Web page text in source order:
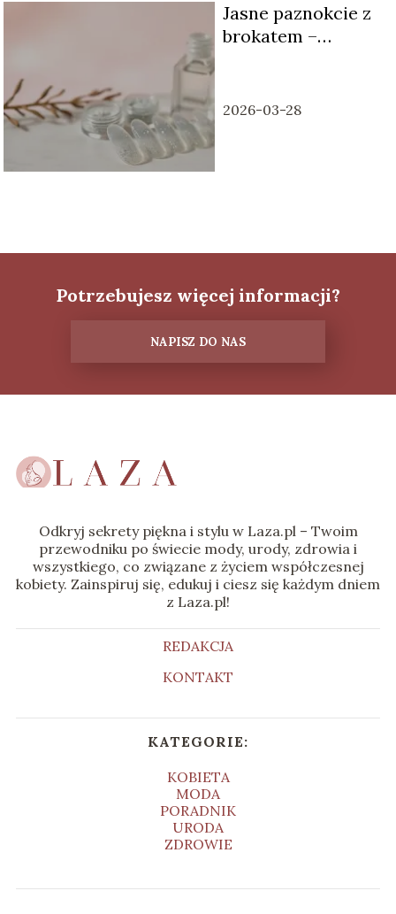
Jasne paznokcie z
brokatem –
2026-03-28
Potrzebujesz więcej informacji?
NAPISZ DO NAS
Odkryj sekrety piękna i stylu w Laza.pl – Twoim
przewodniku po świecie mody, urody, zdrowia i
wszystkiego, co związane z życiem współczesnej
kobiety. Zainspiruj się, edukuj i ciesz się każdym dniem
z Laza.pl!
REDAKCJA
KONTAKT
KATEGORIE:
KOBIETA
MODA
PORADNIK
URODA
ZDROWIE